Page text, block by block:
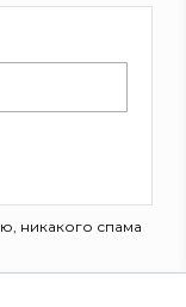
никакого спама